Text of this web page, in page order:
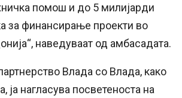
помош и до 5 милијарди
за финансирање проекти во
наведуваат од амбасадата.
Влада со Влада, како
ја нагласува посветеноста на